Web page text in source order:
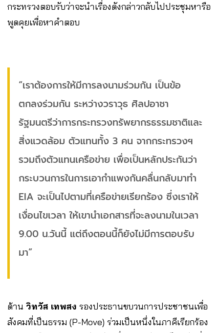
กระทรวงตอบรับว่าจะนำเรื่องดังกล่าวกลับไปประชุมหารือ
พูดคุยเพื่อหาคำตอบ
“เราต้องการให้มีการลงนามร่วมกัน เป็นข้อ
ตกลงร่วมกัน ระหว่างวราวุธ ศิลปอาชา
รัฐมนตรีว่าการกระทรวงทรัพยากรธรรมชาติและ
สิ่งแวดล้อม ตัวแทนทั้ง 3 คน จากกระทรวงฯ
รวมถึงตัวแทนเครือข่าย เพื่อเป็นหลักประกันว่า
กระบวนการในการเอากำแพงกันคลื่นกลับมาทำ
EIA จะเป็นไปตามที่เครือข่ายเรียกร้อง ซึ่งเราให้
เงื่อนไขเวลา ให้เขานำเอกสารที่จะลงนามในเวลา
9.00 น.วันนี้ แต่ถึงตอนนี้ก็ยังไม่มีการตอบรับ
มา”
ด้าน วิทวัส เทพสง รองประธานขบวนการประชาชนเพื่อ
สังคมที่เป็นธรรม (P-Move) ร่วมเป็นหนึ่งในภาคีเรียกร้อง